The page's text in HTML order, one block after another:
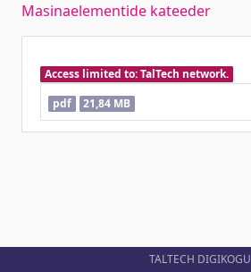
Masinaelementide kateeder
Access limited to: TalTech network.
pdf
21,84 MB
TALTECH DIGIKOGU